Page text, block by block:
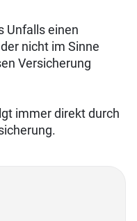
Unfalls einen
nicht im Sinne
Versicherung
immer direkt durch